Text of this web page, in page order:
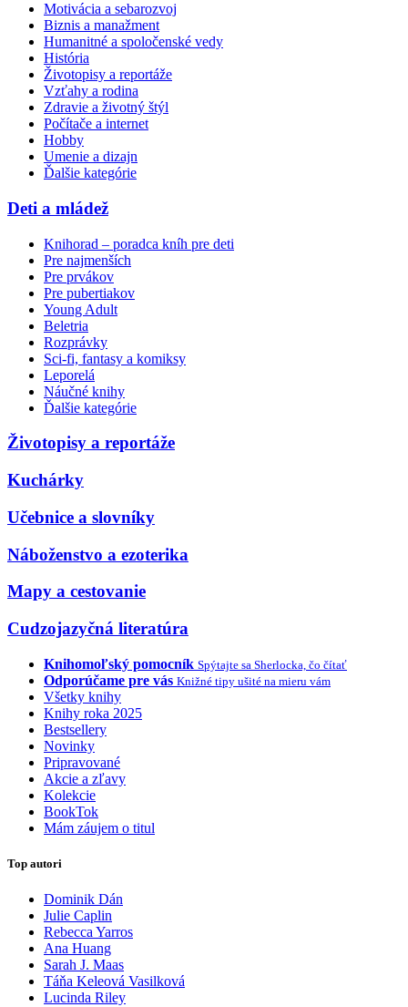
Motivácia a sebarozvoj
Biznis a manažment
Humanitné a spoločenské vedy
História
Životopisy a reportáže
Vzťahy a rodina
Zdravie a životný štýl
Počítače a internet
Hobby
Umenie a dizajn
Ďalšie kategórie
Deti a mládež
Knihorad – poradca kníh pre deti
Pre najmenších
Pre prvákov
Pre pubertiakov
Young Adult
Beletria
Rozprávky
Sci-fi, fantasy a komiksy
Leporelá
Náučné knihy
Ďalšie kategórie
Životopisy a reportáže
Kuchárky
Učebnice a slovníky
Náboženstvo a ezoterika
Mapy a cestovanie
Cudzojazyčná literatúra
Knihomoľský pomocník Spýtajte sa Sherlocka, čo čítať
Odporúčame pre vás Knižné tipy ušité na mieru vám
Všetky knihy
Knihy roka 2025
Bestsellery
Novinky
Pripravované
Akcie a zľavy
Kolekcie
BookTok
Mám záujem o titul
Top autori
Dominik Dán
Julie Caplin
Rebecca Yarros
Ana Huang
Sarah J. Maas
Táňa Keleová Vasilková
Lucinda Riley